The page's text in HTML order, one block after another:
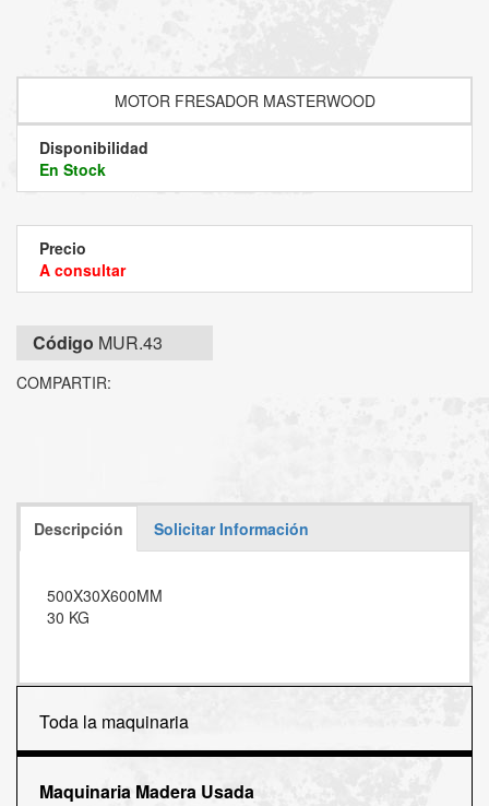
MOTOR FRESADOR MASTERWOOD
Disponibilidad
En Stock
Precio
A consultar
Código MUR.43
COMPARTIR:
Descripción Solicitar Información
500X30X600MM
30 KG
Toda la maquinaria
Maquinaria Madera Usada